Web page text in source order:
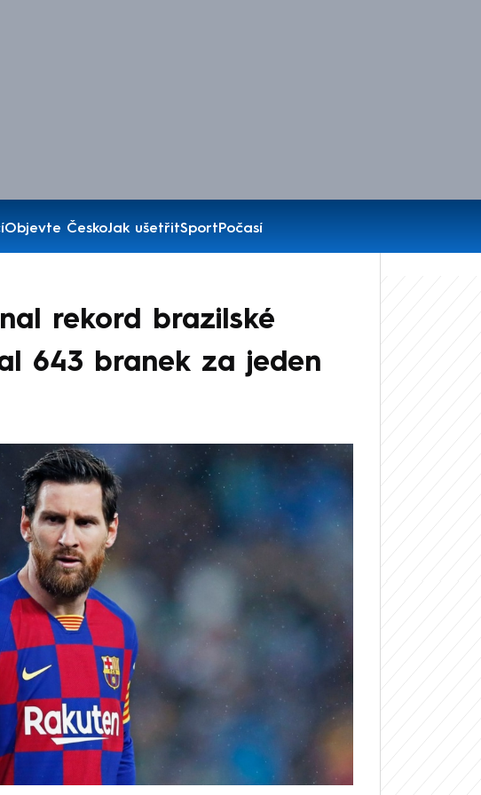
Objevte ČeskoJak ušetřitSportPočasí
rekord brazilské
643 branek za jeden